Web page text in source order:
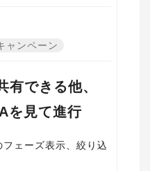
ャンペーン
有できる他、
を見て進行
フェーズ表示、絞り込